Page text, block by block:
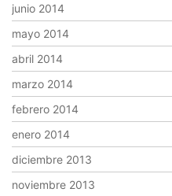
junio 2014
mayo 2014
abril 2014
marzo 2014
febrero 2014
enero 2014
diciembre 2013
noviembre 2013